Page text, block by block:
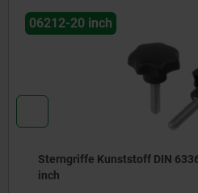
06212-20 inch
Sterngriffe Kunststoff DIN
inch